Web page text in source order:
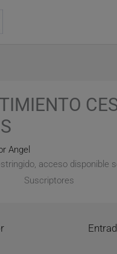
Angel
acceso disponible
Suscriptores